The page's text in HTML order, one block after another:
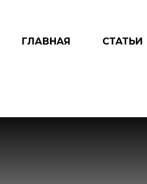
ГЛАВНАЯ СТАТЬИ